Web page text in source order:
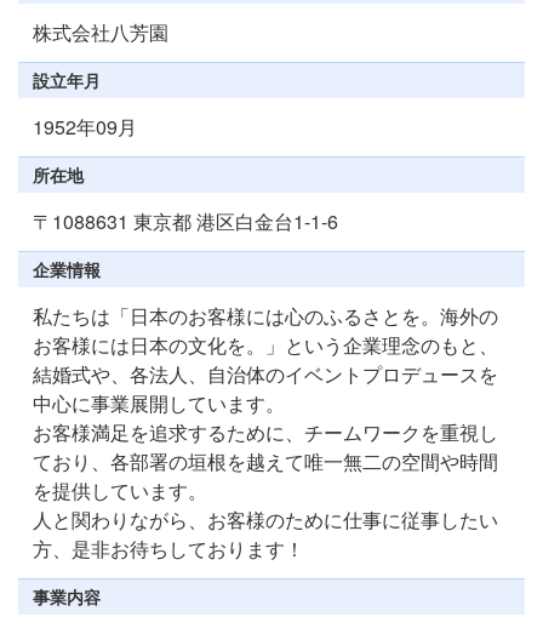
株式会社八芳園
設立年月
1952年09月
所在地
〒1088631 東京都 港区白金台1-1-6
企業情報
私たちは「日本のお客様には心のふるさとを。海外の
お客様には日本の文化を。」という企業理念のもと、
結婚式や、各法人、自治体のイベントプロデュースを
中心に事業展開しています。
お客様満足を追求するために、チームワークを重視し
ており、各部署の垣根を越えて唯一無二の空間や時間
を提供しています。
人と関わりながら、お客様のために仕事に従事したい
方、是非お待ちしております！
事業内容